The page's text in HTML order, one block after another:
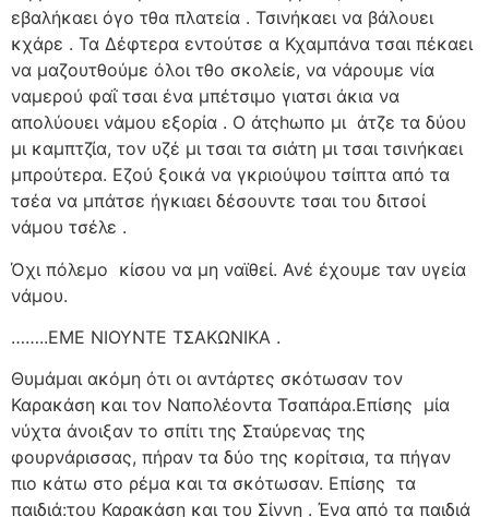
εβαλήκαει όγο τθα πλατεία . Τσινήκαει να βάλουει
κχάρε . Τα Δέφτερα εντούτσε α Κχαμπάνα τσαι πέκαει
να μαζουτθούμε όλοι τθο σκολείε, να νάρουμε νία
ναμερού φαΐ τσαι ένα μπέτσιμο γιατσι άκια να
απολύουει νάμου εξορία . Ο άτςhωπο μι άτζε τα δύου
μι καμπτζία, τον υζέ μι τσαι τα σιάτη μι τσαι τσινήκαει
μπρούτερα. Εζού ξοικά να γκριούψου τσίπτα από τα
τσέα να μπάτσε ήγκιαει δέσουντε τσαι του διτσοί
νάμου τσέλε .
Όχι πόλεμο κίσου να μη ναϊθεί. Ανέ έχουμε ταν υγεία
νάμου.
……..ΕΜΕ ΝΙΟΥΝΤΕ ΤΣΑΚΩΝΙΚΑ .
Θυμάμαι ακόμη ότι οι αντάρτες σκότωσαν τον
Καρακάση και τον Ναπολέοντα Τσαπάρα.Επίσης μία
νύχτα άνοιξαν το σπίτι της Σταύρενας της
φουρνάρισσας, πήραν τα δύο της κορίτσια, τα πήγαν
πιο κάτω στο ρέμα και τα σκότωσαν. Επίσης τα
παιδιά:του Καρακάση και του Σίννη . Ένα από τα παιδιά